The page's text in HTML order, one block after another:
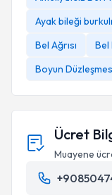
Ayak bileği
Bel Ağrısı
Bel
Boyun
Ücret
Muayene